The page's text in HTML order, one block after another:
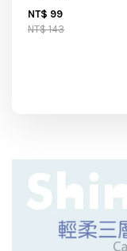
NT$ 99
NT$ 143